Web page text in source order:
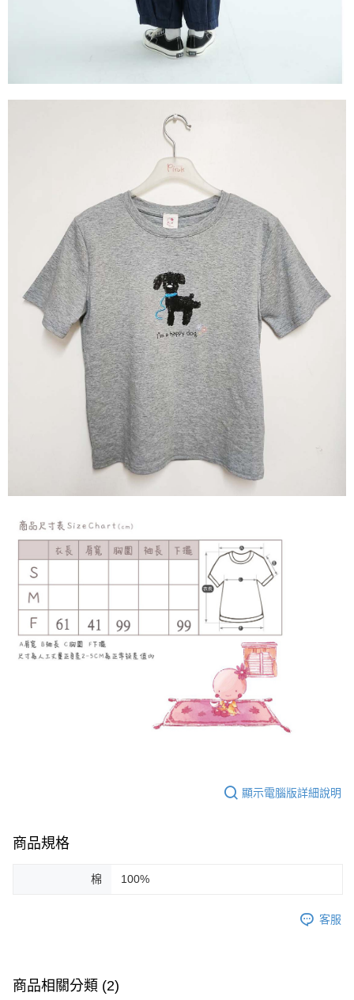
顯示電腦版詳細說明
商品規格
棉 100%
客服
商品相關分類 (2)